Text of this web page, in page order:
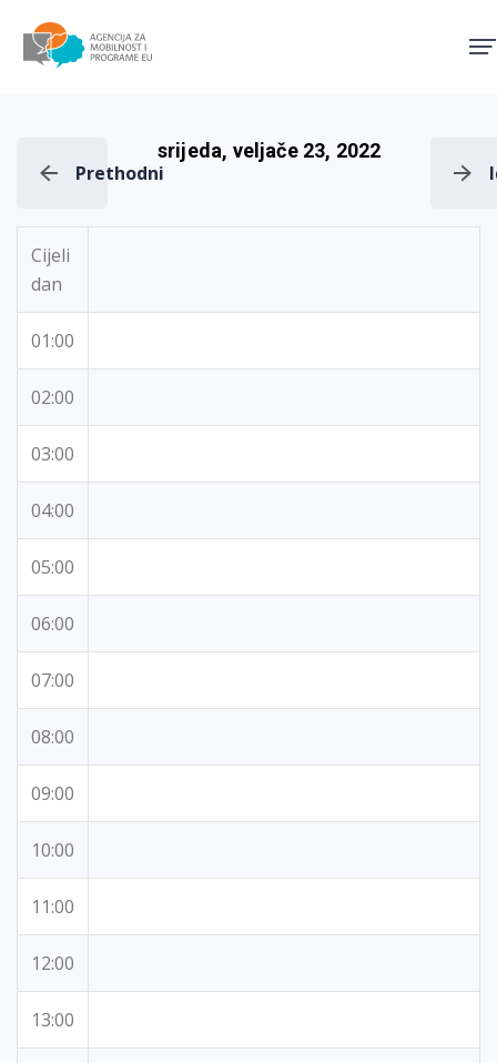
Prethodni
srijeda, veljače 23, 2022
Cijeli
dan
01:00
02:00
03:00
04:00
05:00
06:00
07:00
08:00
09:00
10:00
11:00
12:00
13:00